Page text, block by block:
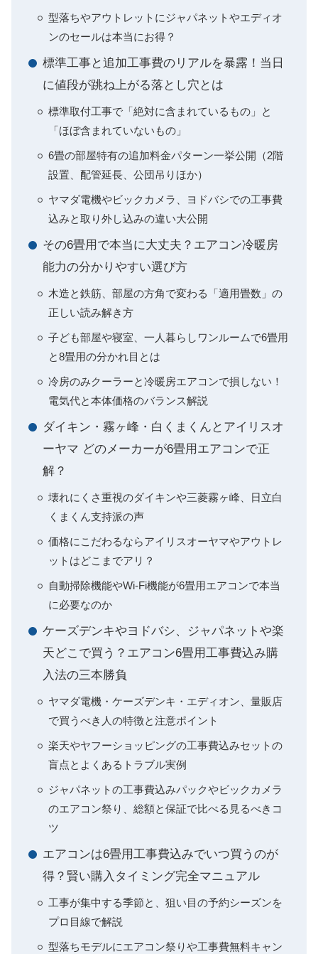
型落ちやアウトレットにジャパネットやエディオ
ンのセールは本当にお得？
標準工事と追加工事費のリアルを暴露！当日
に値段が跳ね上がる落とし穴とは
標準取付工事で「絶対に含まれているもの」と
「ほぼ含まれていないもの」
6畳の部屋特有の追加料金パターン一挙公開（2階
設置、配管延長、公団吊りほか）
ヤマダ電機やビックカメラ、ヨドバシでの工事費
込みと取り外し込みの違い大公開
その6畳用で本当に大丈夫？エアコン冷暖房
能力の分かりやすい選び方
木造と鉄筋、部屋の方角で変わる「適用畳数」の
正しい読み解き方
子ども部屋や寝室、一人暮らしワンルームで6畳用
と8畳用の分かれ目とは
冷房のみクーラーと冷暖房エアコンで損しない！
電気代と本体価格のバランス解説
ダイキン・霧ヶ峰・白くまくんとアイリスオ
ーヤマ どのメーカーが6畳用エアコンで正
解？
壊れにくさ重視のダイキンや三菱霧ヶ峰、日立白
くまくん支持派の声
価格にこだわるならアイリスオーヤマやアウトレ
ットはどこまでアリ？
自動掃除機能やWi-Fi機能が6畳用エアコンで本当
に必要なのか
ケーズデンキやヨドバシ、ジャパネットや楽
天どこで買う？エアコン6畳用工事費込み購
入法の三本勝負
ヤマダ電機・ケーズデンキ・エディオン、量販店
で買うべき人の特徴と注意ポイント
楽天やヤフーショッピングの工事費込みセットの
盲点とよくあるトラブル実例
ジャパネットの工事費込みパックやビックカメラ
のエアコン祭り、総額と保証で比べる見るべきコ
ツ
エアコンは6畳用工事費込みでいつ買うのが
得？賢い購入タイミング完全マニュアル
工事が集中する季節と、狙い目の予約シーズンを
プロ目線で解説
型落ちモデルにエアコン祭りや工事費無料キャン